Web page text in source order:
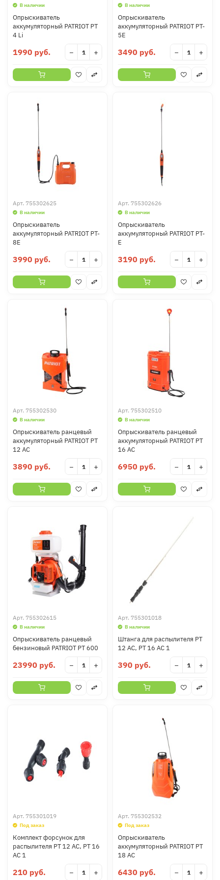
В наличии
Опрыскиватель
аккумуляторный PATRIOT PT
4 Li
1990 руб. − +
В наличии
Опрыскиватель
аккумуляторный PATRIOT PT-
5E
3490 руб. − +
Арт. 755302625
В наличии
Опрыскиватель
аккумуляторный PATRIOT PT-
8E
3990 руб. − +
Арт. 755302626
В наличии
Опрыскиватель
аккумуляторный PATRIOT PT-
E
3190 руб. − +
Арт. 755302530
В наличии
Опрыскиватель ранцевый
аккумуляторный PATRIOT PT
12 AC
3890 руб. − +
Арт. 755302510
В наличии
Опрыскиватель ранцевый
аккумуляторный PATRIOT PT
16 AC
6950 руб. − +
Арт. 755302615
В наличии
Опрыскиватель ранцевый
бензиновый PATRIOT PT 600
23990 руб. − +
Арт. 755301018
В наличии
Штанга для распылителя PT
12 AC, PT 16 AC 1
390 руб. − +
Арт. 755301019
Под заказ
Комплект форсунок для
распылителя PT 12 AC, PT 16
AC 1
210 руб. − +
Арт. 755302532
Под заказ
Опрыскиватель
аккумуляторный PATRIOT PT
18 AC
6430 руб. − +